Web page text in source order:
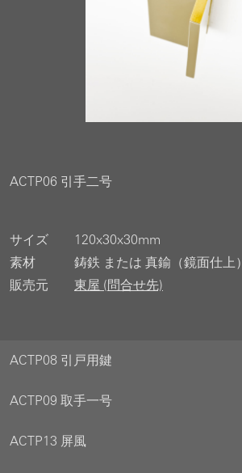
ACTP06 引手二号
サイズ
120x30x30mm
素材
鋳鉄 または 真鍮（鏡面仕上）
販売元
東屋 (問合せ先)
ACTP08 引戸用鍵
ACTP09 取手一号
ACTP13 屏風